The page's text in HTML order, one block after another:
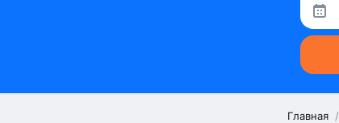
Главная /